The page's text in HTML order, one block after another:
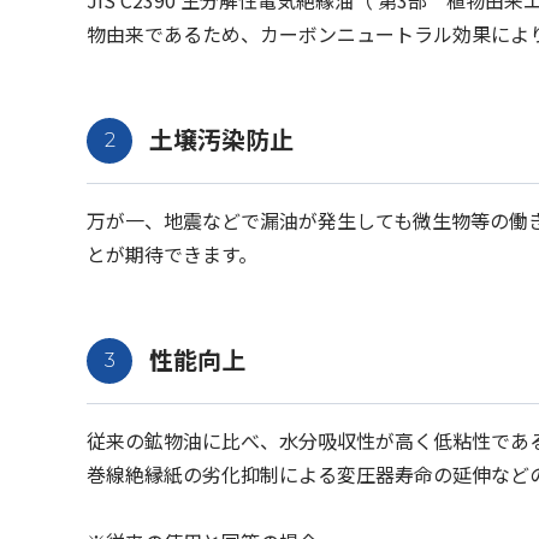
物由来であるため、カーボンニュートラル効果によ
土壌汚染防止
万が一、地震などで漏油が発生しても微生物等の
とが期待できます。
性能向上
従来の鉱物油に比べ、水分吸収性が高く低粘性で
巻線絶縁紙の劣化抑制による変圧器寿命の延伸など